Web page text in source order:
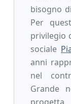
bisogno
Per
privilegio
sociale
anni
nel
Grande